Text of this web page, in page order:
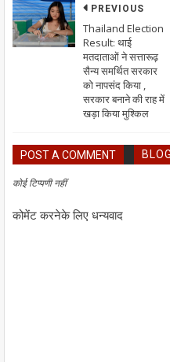
PREVIOUS
Thailand Election
Result: थाई
मतदाताओं ने सत्तारूढ़
सैन्य समर्थित सरकार
को नापसंद किया ,
सरकार बनाने की राह में
खड़ा किया मुश्किल
POST A COMMENT
कोई टिप्पणी नहीं
कोमेंट करनेके लिए धन्यवाद